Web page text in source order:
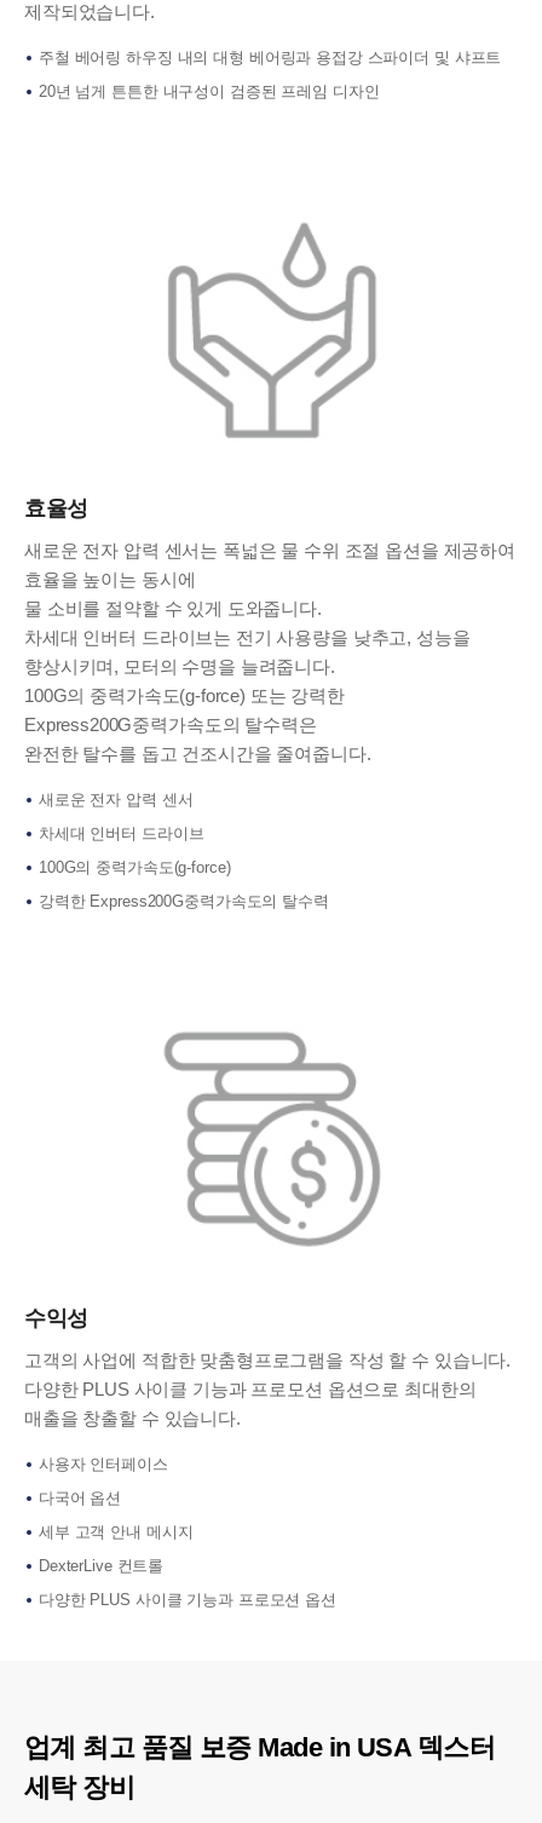
제작되었습니다.
주철 베어링 하우징 내의 대형 베어링과 용접강 스파이더 및 샤프트
20년 넘게 튼튼한 내구성이 검증된 프레임 디자인
효율성
새로운 전자 압력 센서는 폭넓은 물 수위 조절 옵션을 제공하여
효율을 높이는 동시에
물 소비를 절약할 수 있게 도와줍니다.
차세대 인버터 드라이브는 전기 사용량을 낮추고, 성능을
향상시키며, 모터의 수명을 늘려줍니다.
100G의 중력가속도(g-force) 또는 강력한
Express200G중력가속도의 탈수력은
완전한 탈수를 돕고 건조시간을 줄여줍니다.
새로운 전자 압력 센서
차세대 인버터 드라이브
100G의 중력가속도(g-force)
강력한 Express200G중력가속도의 탈수력
수익성
고객의 사업에 적합한 맞춤형프로그램을 작성 할 수 있습니다.
다양한 PLUS 사이클 기능과 프로모션 옵션으로 최대한의
매출을 창출할 수 있습니다.
사용자 인터페이스
다국어 옵션
세부 고객 안내 메시지
DexterLive 컨트롤
다양한 PLUS 사이클 기능과 프로모션 옵션
업계 최고 품질 보증 Made in USA 덱스터
세탁 장비